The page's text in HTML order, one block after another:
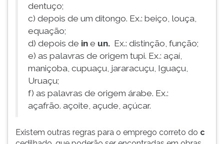
dentuço;
c) depois de um ditongo. Ex.: beiço, louça,
equação;
d) depois de in e un. Ex.: distinção, função;
e) as palavras de origem tupi. Ex.: açaí,
maniçoba, cupuaçu, jararacuçu, Iguaçu,
Uruaçu;
f) as palavras de origem árabe. Ex.:
açafrão. açoite, açude, açúcar.
Existem outras regras para o emprego correto do c